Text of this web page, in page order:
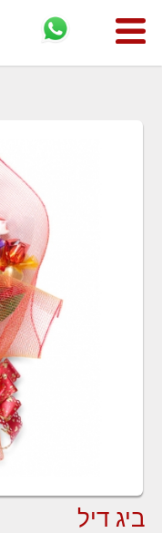
ביג דיל